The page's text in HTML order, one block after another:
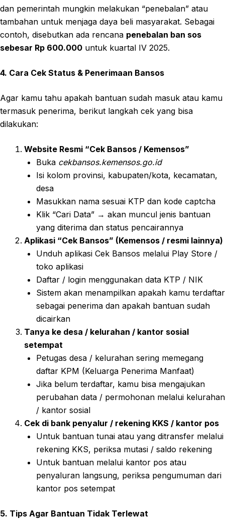
dan pemerintah mungkin melakukan “penebalan” atau
tambahan untuk menjaga daya beli masyarakat. Sebagai
contoh, disebutkan ada rencana penebalan ban sos
sebesar Rp 600.000 untuk kuartal IV 2025.
4. Cara Cek Status & Penerimaan Bansos
Agar kamu tahu apakah bantuan sudah masuk atau kamu
termasuk penerima, berikut langkah cek yang bisa
dilakukan:
Website Resmi “Cek Bansos / Kemensos”
Buka cekbansos.kemensos.go.id
Isi kolom provinsi, kabupaten/kota, kecamatan,
desa
Masukkan nama sesuai KTP dan kode captcha
Klik “Cari Data” → akan muncul jenis bantuan
yang diterima dan status pencairannya
Aplikasi “Cek Bansos” (Kemensos / resmi lainnya)
Unduh aplikasi Cek Bansos melalui Play Store /
toko aplikasi
Daftar / login menggunakan data KTP / NIK
Sistem akan menampilkan apakah kamu terdaftar
sebagai penerima dan apakah bantuan sudah
dicairkan
Tanya ke desa / kelurahan / kantor sosial
setempat
Petugas desa / kelurahan sering memegang
daftar KPM (Keluarga Penerima Manfaat)
Jika belum terdaftar, kamu bisa mengajukan
perubahan data / permohonan melalui kelurahan
/ kantor sosial
Cek di bank penyalur / rekening KKS / kantor pos
Untuk bantuan tunai atau yang ditransfer melalui
rekening KKS, periksa mutasi / saldo rekening
Untuk bantuan melalui kantor pos atau
penyaluran langsung, periksa pengumuman dari
kantor pos setempat
5. Tips Agar Bantuan Tidak Terlewat